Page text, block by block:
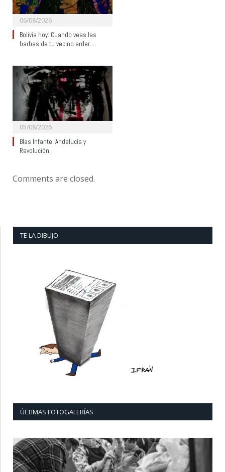
06/08/2026
Bolivia hoy: Cuando veas las
barbas de tu vecino arder…
05/08/2026
Blas Infante: Andalucía y
Revolución.
Comments are closed.
TE LA DIBUJO
ÚLTIMAS FOTOGALERÍAS